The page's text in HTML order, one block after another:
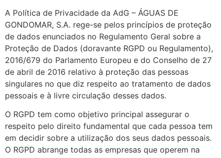
A Política de Privacidade da AdG – ÁGUAS DE
GONDOMAR, S.A. rege-se pelos princípios de proteção
de dados enunciados no Regulamento Geral sobre a
Proteção de Dados (doravante RGPD ou Regulamento),
2016/679 do Parlamento Europeu e do Conselho de 27
de abril de 2016 relativo à proteção das pessoas
singulares no que diz respeito ao tratamento de dados
pessoais e à livre circulação desses dados.
O RGPD tem como objetivo principal assegurar o
respeito pelo direito fundamental que cada pessoa tem
em decidir sobre a utilização dos seus dados pessoais.
O RGPD abrange todas as empresas que operem na